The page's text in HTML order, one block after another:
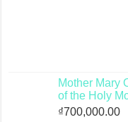
Mother Mary
of the Holy
₫700,000.00